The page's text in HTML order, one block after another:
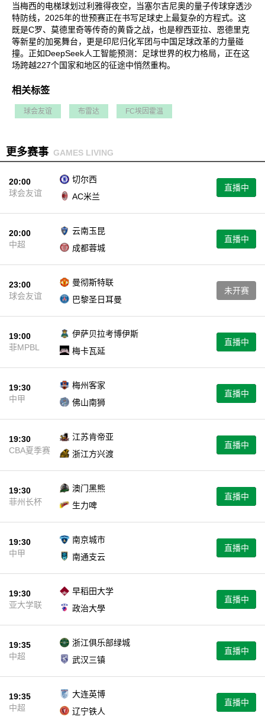
当梅西的电梯球划过利雅得夜空，当塞尔吉尼奥的量子传球穿透沙
特防线，2025年的世预赛正在书写足球史上最复杂的方程式。这
既是C罗、莫德里奇等传奇的黄昏之战，也是穆西亚拉、恩德里克
等新星的加冕舞台，更是印尼归化军团与中国足球改革的力量碰
撞。正如DeepSeek人工智能预测：足球世界的权力格局，正在这
场跨越227个国家和地区的征途中悄然重构‌。
相关标签
球会友谊 布雷达 FC埃因霍温
更多赛事 GAMES LIVING
20:00
球会友谊
切尔西
AC米兰
直播中
20:00
中超
云南玉昆
成都蓉城
直播中
23:00
球会友谊
曼彻斯特联
巴黎圣日耳曼
未开赛
19:00
菲MPBL
伊萨贝拉考博伊斯
梅卡瓦延
直播中
19:30
中甲
梅州客家
佛山南狮
直播中
19:30
CBA夏季赛
江苏肯帝亚
浙江方兴渡
直播中
19:30
菲州长杯
澳门黑熊
生力啤
直播中
19:30
中甲
南京城市
南通支云
直播中
19:30
亚大学联
早稻田大学
政治大學
直播中
19:35
中超
浙江俱乐部绿城
武汉三镇
直播中
19:35
中超
大连英博
辽宁铁人
直播中